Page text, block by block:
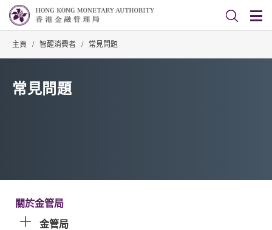
主頁 / 智醒消費者 / 常見問題
常見問題
關於金管局
金管局